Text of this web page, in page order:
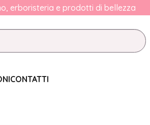
erboristeria e prodotti di bellezza
CONTATTI